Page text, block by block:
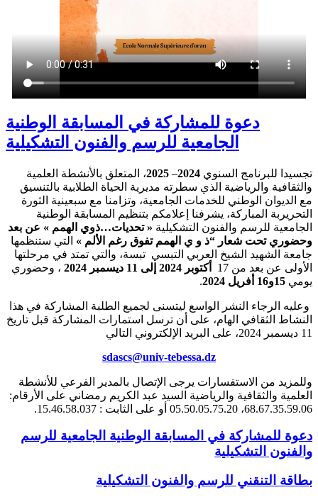
دعوة للمشاركة في المسابقة الوطنية
الجامعية للرسم والفنون التشكيلية
تجسيدا للبرنامج السنوي 2024
–
2025، المتعلق بالأنشطة العلمية
والثقافية والرياضية الذي سطرته مديرية الحياة الطلابية بالتنسيق
مع الديوان الوطني للخدمات الجامعية، وتزامنا مع سبعينية الثورة
التحريربة المباركة، يشرفنا إعلامكم بتنظيم المسابقة الوطنية
الجامعية للرسم والفنون التشكيلية « تحديات…ذوي الهمم » عن بعد
وحضوري تحت شعار “ذ و ي الهمم تفوق رغم الألم » التي ستنظمها
جامعة الشهيد الشيخ العربي التبسي تبسة، والتي تمتد في مرحلتها
الأولى عن بعد من 17
أكتوبر 2024 إلى 11 ديسمبر 2024
، وحضوري
يومي 15و16 أفريل 2024 .
وعليه الرجاء النشر الواسع ليتسنى لجميع الطلبة المشاركة في هذا
النشاط الثقافي الهام، على أن ترسل استمارات المشاركة قبل تاريخ
11 ديسمبر 2024، على البريد الإلكتروني التالي
sdascs@univ-tebessa.dz
وللمزيد من الاستفسارات يرجى الإتصال بالمدير الفرعي للأنشطة
العلمية والثقافية والرياضية السيد عبد الكريم رمضاني على الأرقام:
68.67.35.59.06، 05.50.05.75.20 أو على الثابت : 15.46.58.037.
دعوة للمشاركة في المسابقة الوطنية الجامعية للرسم
والفنون التشكيلية
بطاقة التنقني للرسم والفنون التشكيلية